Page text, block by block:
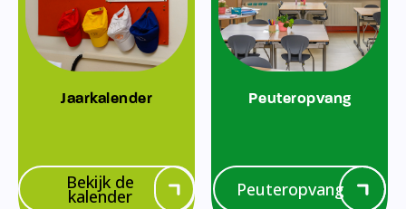
Jaarkalender
Bekijk de
kalender
Peuteropvang
Peuteropvang